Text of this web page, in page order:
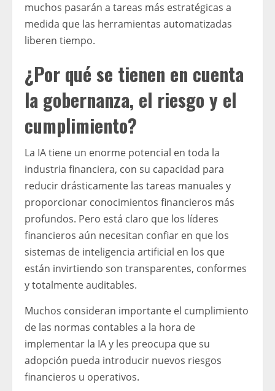
muchos pasarán a tareas más estratégicas a
medida que las herramientas automatizadas
liberen tiempo.
¿Por qué se tienen en cuenta
la gobernanza, el riesgo y el
cumplimiento?
La IA tiene un enorme potencial en toda la
industria financiera, con su capacidad para
reducir drásticamente las tareas manuales y
proporcionar conocimientos financieros más
profundos. Pero está claro que los líderes
financieros aún necesitan confiar en que los
sistemas de inteligencia artificial en los que
están invirtiendo son transparentes, conformes
y totalmente auditables.
Muchos consideran importante el cumplimiento
de las normas contables a la hora de
implementar la IA y les preocupa que su
adopción pueda introducir nuevos riesgos
financieros u operativos.